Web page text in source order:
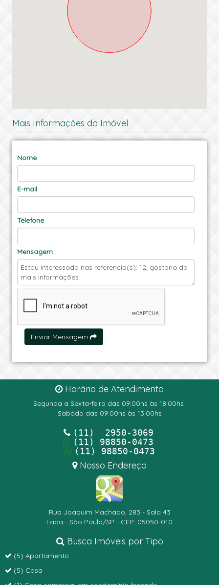
Mais Informações do Imóvel
Nome
E-mail
Telefone
Mensagem
Enviar Mensagem
Horário de Atendimento
Segunda a Sexta-feira das 09:00hs às 18:00hs
Sabádo das 09:00hs às 13:00hs
(11) 2950-3069
(11) 98850-0473
(11) 98850-0473
Nosso Endereço
Rua Joaquim Machado, 283 - Sala 43
Lapa - São Paulo/SP - CEP: 05050-010
Busca Imóveis por Tipo
(5) Apartamento
(5) Casa